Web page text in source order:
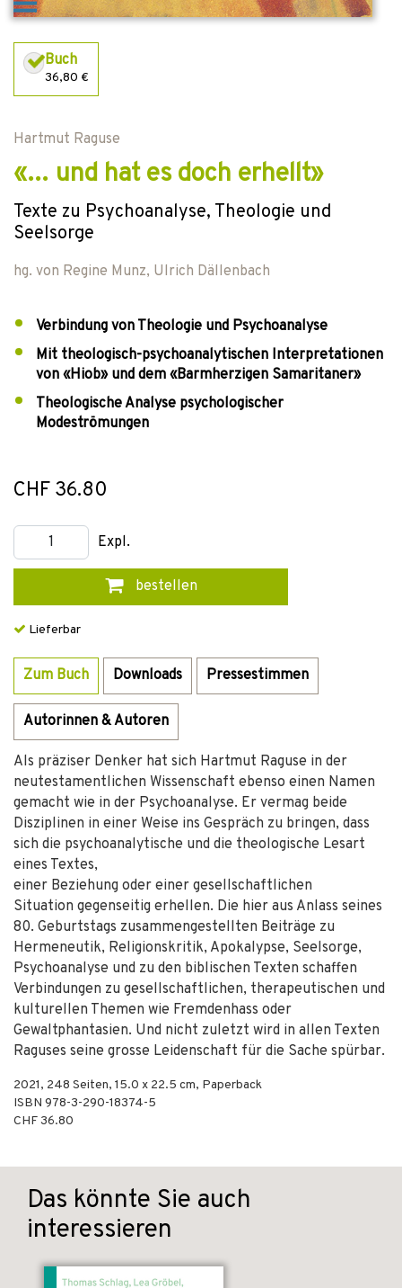
Buch
36,80 €
Hartmut Raguse
«… und hat es doch erhellt»
Texte zu Psychoanalyse, Theologie und
Seelsorge
hg. von Regine Munz, Ulrich Dällenbach
Verbindung von Theologie und Psychoanalyse
Mit theologisch-psychoanalytischen Interpretationen
von «Hiob» und dem «Barmherzigen Samaritaner»
Theologische Analyse psychologischer
Modeströmungen
CHF 36.80
Expl.
bestellen
Lieferbar
Zum Buch Downloads Pressestimmen
Autorinnen & Autoren
Als präziser Denker hat sich Hartmut Raguse in der
neutestamentlichen Wissenschaft ebenso einen Namen
gemacht wie in der Psychoanalyse. Er vermag beide
Disziplinen in einer Weise ins Gespräch zu bringen, dass
sich die psychoanalytische und die theologische Lesart
eines Textes,
einer Beziehung oder einer gesellschaftlichen
Situation gegenseitig erhellen. Die hier aus Anlass seines
80. Geburtstags zusammengestellten Beiträge zu
Hermeneutik, Religionskritik, Apokalypse, Seelsorge,
Psychoanalyse und zu den biblischen Texten schaffen
Verbindungen zu gesellschaftlichen, therapeutischen und
kulturellen Themen wie Fremdenhass oder
Gewaltphantasien. Und nicht zuletzt wird in allen Texten
Raguses seine grosse Leidenschaft für die Sache spürbar.
2021, 248 Seiten, 15.0 x 22.5 cm, Paperback
ISBN 978-3-290-18374-5
CHF 36.80
Das könnte Sie auch
interessieren